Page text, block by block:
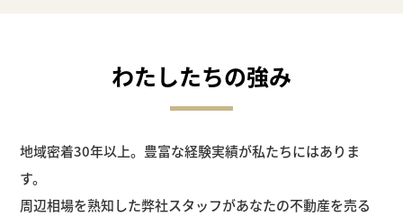
わたしたちの強み
地域密着30年以上。豊富な経験実績が私たちにはありま
す。
周辺相場を熟知した弊社スタッフがあなたの不動産を売る